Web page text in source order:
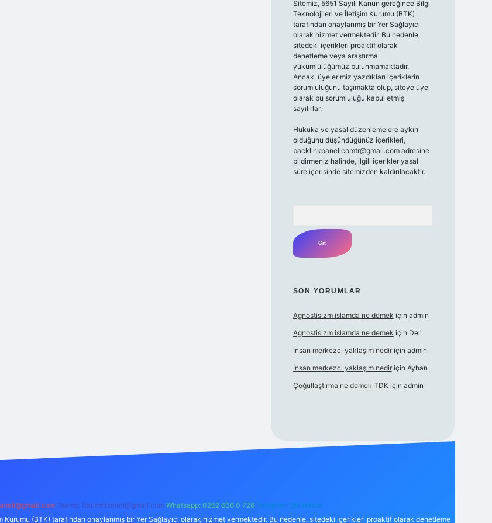
Sitemiz, 5651 Sayılı Kanun gereğince Bilgi
Teknolojileri ve İletişim Kurumu (BTK)
tarafından onaylanmış bir Yer Sağlayıcı
olarak hizmet vermektedir. Bu nedenle,
sitedeki içerikleri proaktif olarak
denetleme veya araştırma
yükümlülüğümüz bulunmamaktadır.
Ancak, üyelerimiz yazdıkları içeriklerin
sorumluluğunu taşımakta olup, siteye üye
olarak bu sorumluluğu kabul etmiş
sayılırlar.
Hukuka ve yasal düzenlemelere aykırı
olduğunu düşündüğünüz içerikleri,
backlinkpanelicomtr@gmail.comadresine
bildirmeniz halinde, ilgili içerikler yasal
süre içerisinde sitemizden kaldırılacaktır.
SON YORUMLAR
Agnostisizm islamda ne demek için admin
Agnostisizm islamda ne demek için Deli
İnsan merkezci yaklaşım nediriçin admin
İnsan merkezci yaklaşım nediriçin Ayhan
Çoğullaştırma ne demek TDKiçin admin
Teams: forumhizmeti@gmail.com Whatsapp: 0262 606 0 726 Telegram: @karabul
(BTK) tarafından onaylanmış bir Yer Sağlayıcı olarak hizmet vermektedir. Bu nedenle, sitedeki içerikleri proaktif olarak denetleme